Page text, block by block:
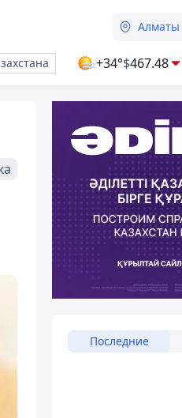
Алматы
+34°$467.48
Последние